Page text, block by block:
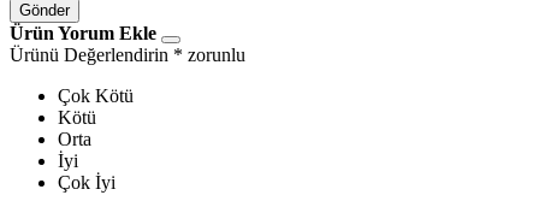
Gönder
Ürün Yorum Ekle
Ürünü Değerlendirin * zorunlu
Çok Kötü
Kötü
Orta
İyi
Çok İyi